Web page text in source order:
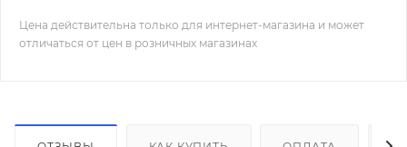
Цена действительна только для интернет-магазина и может
отличаться от цен в розничных магазинах